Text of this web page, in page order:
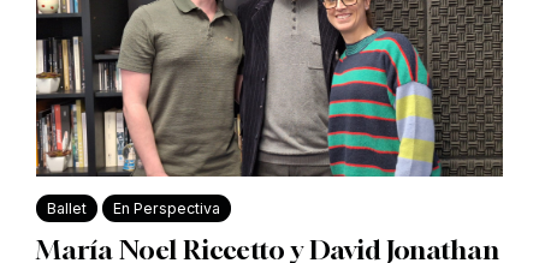
Ballet En Perspectiva
María Noel Riccetto y David Jonathan